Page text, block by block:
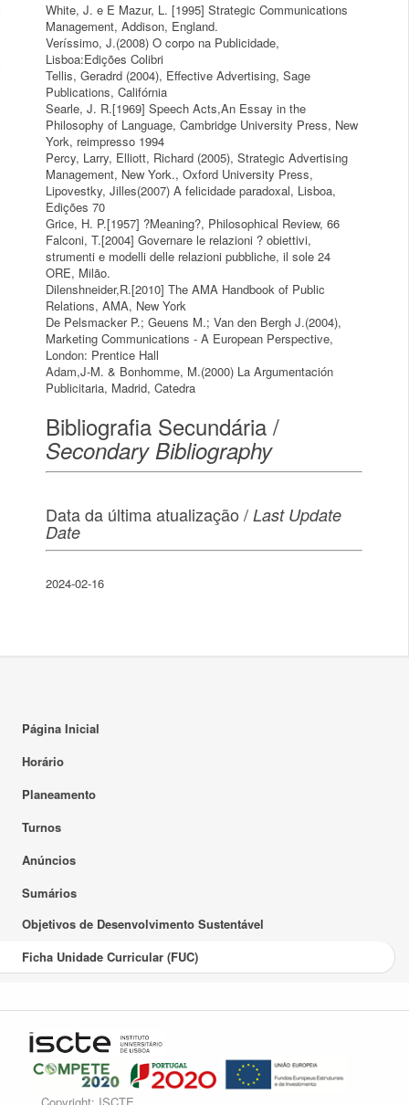
White, J. e E Mazur, L. [1995] Strategic Communications
Management, Addison, England.
Veríssimo, J.(2008) O corpo na Publicidade,
Lisboa:Edições Colibri
Tellis, Geradrd (2004), Effective Advertising, Sage
Publications, Califórnia
Searle, J. R.[1969] Speech Acts,An Essay in the
Philosophy of Language, Cambridge University Press, New
York, reimpresso 1994
Percy, Larry, Elliott, Richard (2005), Strategic Advertising
Management, New York., Oxford University Press,
Lipovestky, Jilles(2007) A felicidade paradoxal, Lisboa,
Edições 70
Grice, H. P.[1957] ?Meaning?, Philosophical Review, 66
Falconi, T.[2004] Governare le relazioni ? obiettivi,
strumenti e modelli delle relazioni pubbliche, il sole 24
ORE, Milão.
Dilenshneider,R.[2010] The AMA Handbook of Public
Relations, AMA, New York
De Pelsmacker P.; Geuens M.; Van den Bergh J.(2004),
Marketing Communications - A European Perspective,
London: Prentice Hall
Adam,J-M. & Bonhomme, M.(2000) La Argumentación
Publicitaria, Madrid, Catedra
Bibliografia Secundária /
Secondary Bibliography
Data da última atualização / Last Update
Date
2024-02-16
Página Inicial
Horário
Planeamento
Turnos
Anúncios
Sumários
Objetivos de Desenvolvimento Sustentável
Ficha Unidade Curricular (FUC)
Copyright: ISCTE